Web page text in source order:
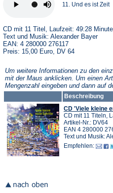
11. Und es ist Zeit
CD mit 11 Titel, Laufzeit: 49:28
Text und Musik: Alexander Bayer
EAN: 4 280000 276117
Preis: 15,00 Euro, DV 64
Um weitere Informationen zu den
mit der Maus anklicken. Um einen
Mengenzahl eingeben und dann auf
Beschreibung
CD 'Viele kleine
CD mit 11 Titeln,
Artikel-Nr.: DV64
EAN 4 280000
Text und Musik:
Empfehlen: